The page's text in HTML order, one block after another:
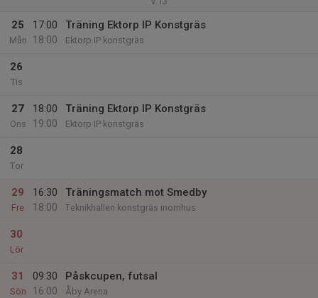
25
Mån
17:00
18:00
Träning Ektorp IP Konstgräs
Ektorp IP konstgräs
26
Tis
27
Ons
18:00
19:00
Träning Ektorp IP Konstgräs
Ektorp IP konstgräs
28
Tor
29
Fre
16:30
18:00
Träningsmatch mot Smedby
Teknikhallen konstgräs inomhus
30
Lör
31
Sön
09:30
16:00
Påskcupen, futsal
Åby Arena